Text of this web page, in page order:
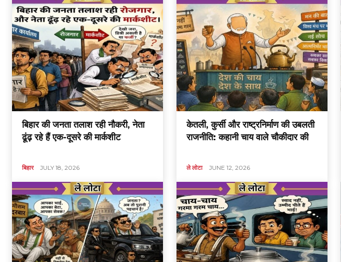
बिहार की जनता तलाश रही नौकरी, नेता
ढूंढ़ रहे हैं एक-दूसरे की मार्कशीट
बिहार JULY 18, 2026
केतली, कुर्सी और राष्ट्रनिर्माण की उबलती
राजनीति: कहानी चाय वाले चौकीदार की
ले लोटा JUNE 12, 2026